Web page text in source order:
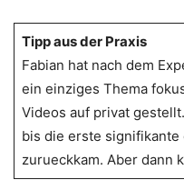
Tipp aus der Praxis
Fabian hat nach dem
ein einziges Thema
Videos auf privat
bis die erste
zurueckkam. Aber dann